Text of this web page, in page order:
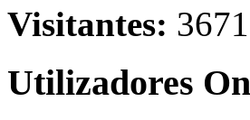
Visitantes:
Utilizadores